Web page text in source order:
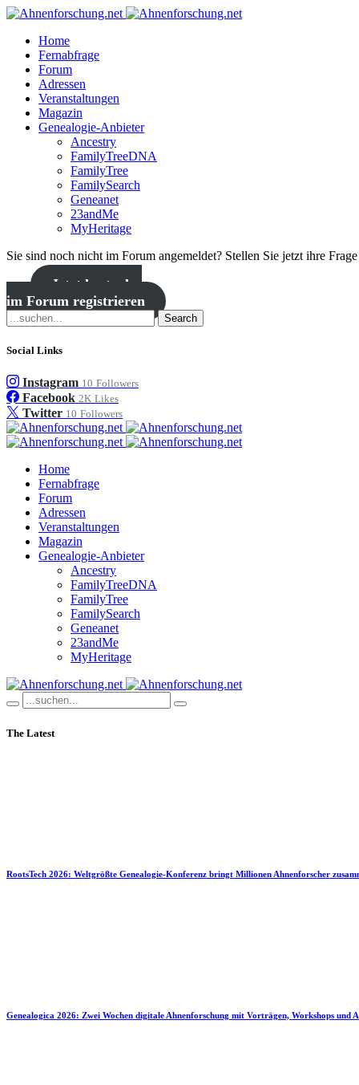
Home
Fernabfrage
Forum
Adressen
Veranstaltungen
Magazin
Genealogie-Anbieter
Ancestry
FamilyTreeDNA
FamilyTree
FamilySearch
Geneanet
23andMe
MyHeritage
Sie sind noch nicht im Forum angemeldet? Stellen Sie jetzt ihre
Jetzt kostenlos
im Forum registrieren
Search
Social Links
Instagram 10 Followers
Facebook 2K Likes
Twitter 10 Followers
Home
Fernabfrage
Forum
Adressen
Veranstaltungen
Magazin
Genealogie-Anbieter
Ancestry
FamilyTreeDNA
FamilyTree
FamilySearch
Geneanet
23andMe
MyHeritage
The Latest
RootsTech 2026: Weltgrößte Genealogie-Konferenz bringt Millionen Ahnenforscher
Genealogica 2026: Zwei Wochen digitale Ahnenforschung mit Vorträgen, Workshops und